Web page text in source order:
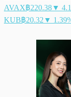
AVAX฿220.38▼
KUB฿20.32 ▼